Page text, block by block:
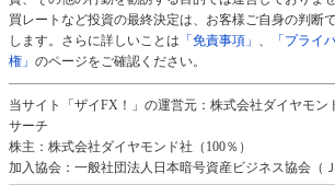
買レートなど投資の最終決定は、お客様ご自身の判断
します。さらに詳しいことは 「免責事項」
「プライ
権」 のページをご確認ください。
当サイト「ザイFX！」の運営元：株式会社ダイヤモン
サーチ
株主：株式会社ダイヤモンド社（100％）
加入協会：一般社団法人日本暗号資産ビジネス協会（Ｊ